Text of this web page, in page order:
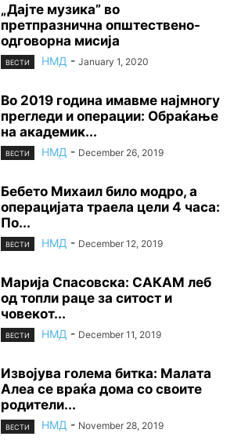
„Дајте музика” во
претпразнична општествено-
одговорна мисија
ВЕСТИ НМД - January 1, 2020
Во 2019 година имавме најмногу
прегледи и операции: Обраќање
на академик...
ВЕСТИ НМД - December 26, 2019
Бебето Михаил било модро, а
операцијата траела цели 4 часа:
По...
ВЕСТИ НМД - December 12, 2019
Марија Спасовска: САКАМ леб
од топли раце за ситост и
човекот...
ВЕСТИ НМД - December 11, 2019
Извојува голема битка: Малата
Алеа се враќа дома со своите
родители...
ВЕСТИ НМД - November 28, 2019